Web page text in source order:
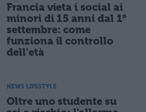
Francia vieta i social ai
minori di 15 anni dal 1°
settembre: come
funziona il controllo
dell'età
NEWS LIFESTYLE
Oltre uno studente su